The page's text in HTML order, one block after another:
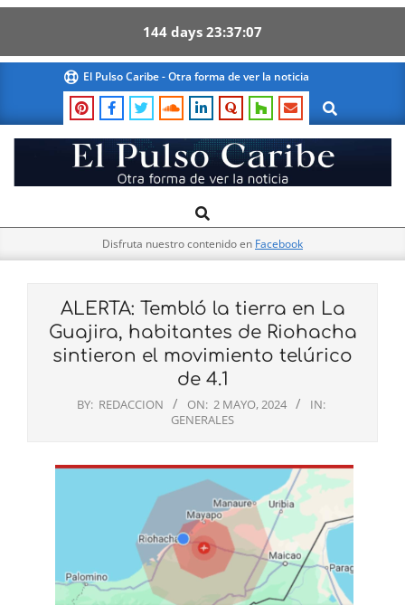
144 days 23 37 06
content
El Pulso Caribe - Otra forma de ver la noticia
Search
El
Pulso
Navigation
Search
Disfruta nuestro contenido en Facebook
ALERTA: Tembló la tierra en La
Guajira, habitantes de Riohacha
sintieron el movimiento telúrico
de 4.1
BY: REDACCION ON: 2 MAYO, 2024
IN:
GENERALES